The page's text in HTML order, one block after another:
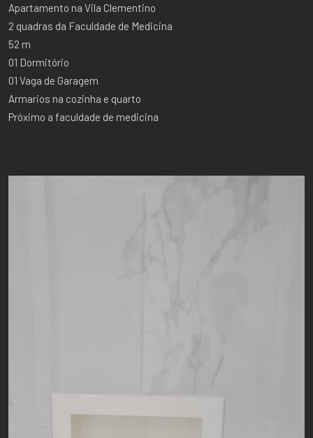
Apartamento na Vila Clementino
2 quadras da Faculdade de Medicina
52 m
01 Dormitório
01 Vaga de Garagem
Armarios na cozinha e quarto
Próximo a faculdade de medicina